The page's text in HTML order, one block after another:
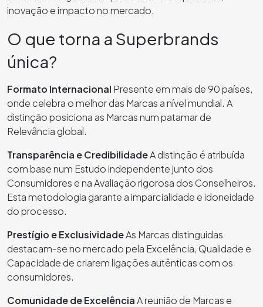
inovação e impacto no mercado.
O que torna a Superbrands
única?
Formato Internacional Presente em mais de 90 países,
onde celebra o melhor das Marcas a nível mundial. A
distinção posiciona as Marcas num patamar de
Relevância global.
Transparência e CredibilidadeA distinção é atribuída
com base num Estudo independente junto dos
Consumidores e na Avaliação rigorosa dos Conselheiros.
Esta metodologia garante a imparcialidade e idoneidade
do processo.
Prestígio e ExclusividadeAs Marcas distinguidas
destacam-se no mercado pela Excelência, Qualidade e
Capacidade de criarem ligações autênticas com os
consumidores.
Comunidade de ExcelênciaA reunião de Marcas e